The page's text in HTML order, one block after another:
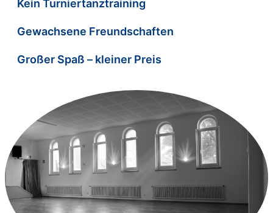
Kein Turniertanztraining
Gewachsene Freundschaften
Großer Spaß – kleiner Preis